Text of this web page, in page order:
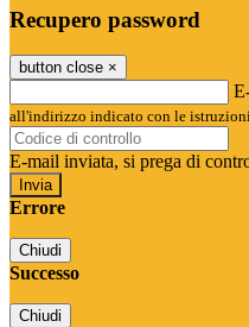
Recupero password
button close ×
all'indirizzo indicato con le istruzioni
E-mail inviata, si prega di
Errore
Chiudi
Successo
Chiudi